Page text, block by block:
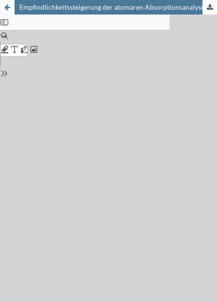
Empfindlichkeitssteigerung der atomaren Absorptionsanalyse mittels flammenloser Atomisierung